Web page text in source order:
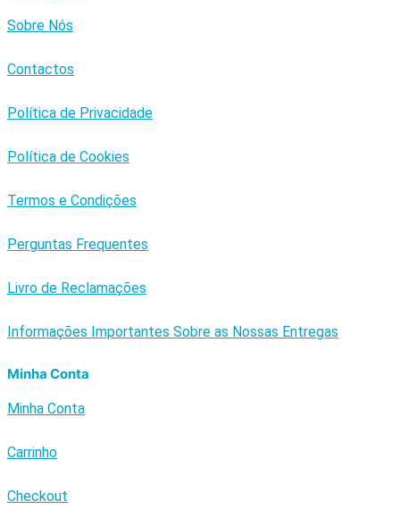
Sobre Nós
Contactos
Política de Privacidade
Política de Cookies
Termos e Condições
Perguntas Frequentes
Livro de Reclamações
Informações Importantes Sobre as Nossas Entregas
Minha Conta
Minha Conta
Carrinho
Checkout